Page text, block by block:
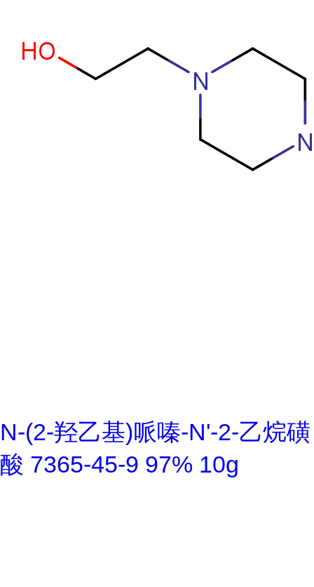
N-(2-羟乙基)哌嗪-N'-2-乙烷磺
酸 7365-45-9 97% 10g